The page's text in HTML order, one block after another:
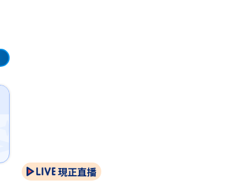
現正直播